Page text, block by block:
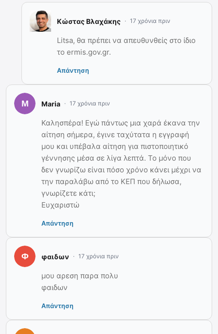
Κώστας Βλαχάκης 17 χρόνια πριν
Litsa, θα πρέπει να απευθυνθείς στο ίδιο
το ermis.gov.gr.
Απάντηση
Maria 17 χρόνια πριν
Καλησπέρα! Εγώ πάντως μια χαρά έκανα την
αίτηση σήμερα, έγινε ταχύτατα η εγγραφή
μου και υπέβαλα αίτηση για πιστοποιητικό
γέννησης μέσα σε λίγα λεπτά. Το μόνο που
δεν γνωρίζω είναι πόσο χρόνο κάνει μέχρι να
την παραλάβω από το ΚΕΠ που δήλωσα,
γνωρίζετε κάτι;
Ευχαριστώ
Απάντηση
φαιδων 17 χρόνια πριν
μου αρεση παρα πολυ
φαιδων
Απάντηση